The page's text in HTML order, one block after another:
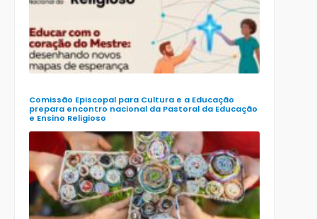
Comissão Episcopal para Cultura e a Educação
prepara encontro nacional da Pastoral da Educação
e Ensino Religioso